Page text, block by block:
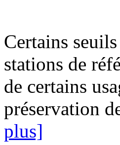
Certains
stations de
de certains
préservation
plus]